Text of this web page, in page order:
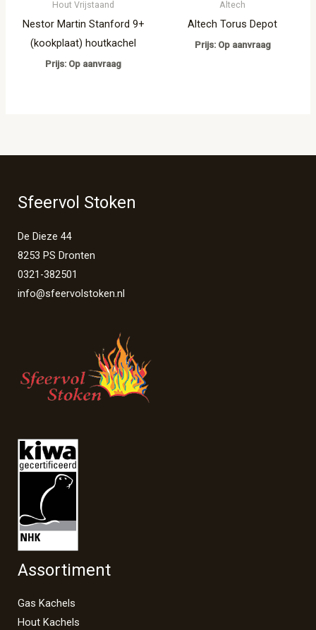
Hout Vrijstaand
Nestor Martin Stanford 9+
(kookplaat) houtkachel
Prijs: Op aanvraag
Altech
Altech Torus Depot
Prijs: Op aanvraag
Sfeervol Stoken
De Dieze 44
8253 PS Dronten
0321-382501
info@sfeervolstoken.nl
Assortiment
Gas Kachels
Hout Kachels